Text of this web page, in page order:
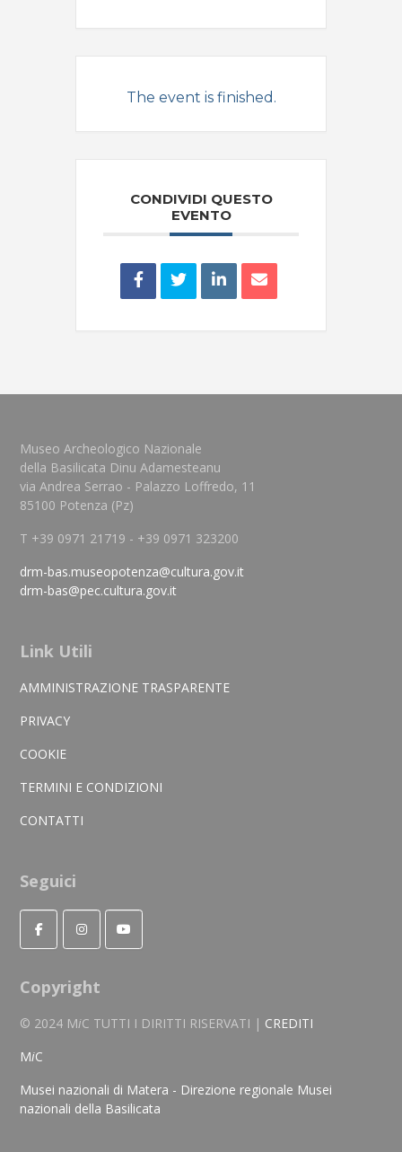
The event is finished.
CONDIVIDI QUESTO
EVENTO
Museo Archeologico Nazionale
della Basilicata Dinu Adamesteanu
via Andrea Serrao - Palazzo Loffredo, 11
85100 Potenza (Pz)
T +39 0971 21719 - +39 0971 323200
drm-bas.museopotenza@cultura.gov.it
drm-bas@pec.cultura.gov.it
Link Utili
AMMINISTRAZIONE TRASPARENTE
PRIVACY
COOKIE
TERMINI E CONDIZIONI
CONTATTI
Seguici
Copyright
© 2024 MiC TUTTI I DIRITTI RISERVATI | CREDITI
MiC
Musei nazionali di Matera - Direzione regionale Musei
nazionali della Basilicata